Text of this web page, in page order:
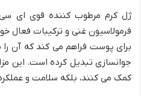
ژل کرم مرطوب کننده قوی ای
فرمولاسیون غنی و ترکیبات فعال
برای پوست فراهم می کند که آن را
جوانسازی تبدیل کرده است. این
کمک می کنند، بلکه سلامت و